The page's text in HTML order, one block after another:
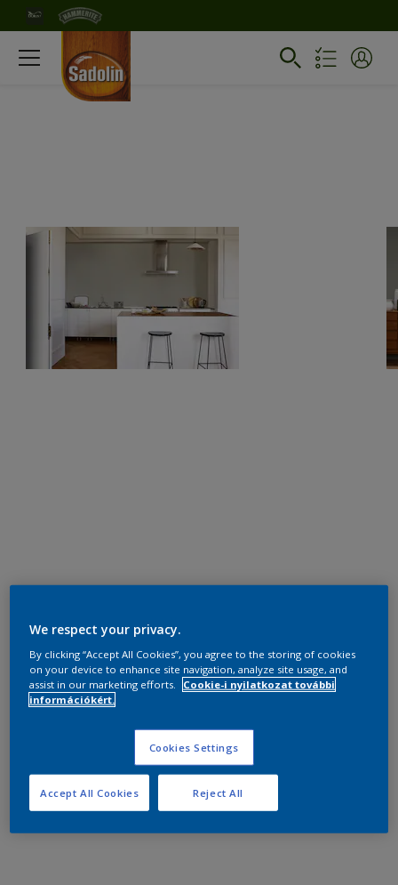
We respect your privacy.
By clicking “Accept All Cookies”, you agree to the storing of cookies
on your device to enhance site navigation, analyze site usage, and
assist in our marketing efforts.
Cookie-i nyilatkozat további
információkért.
Cookies Settings
Reject All
Accept All Cookies